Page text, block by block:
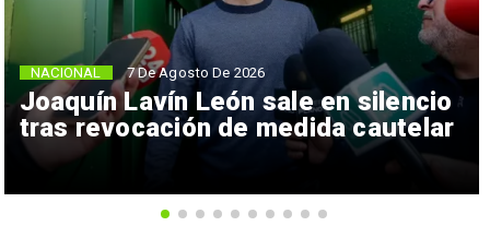
Joaquín Lavín León sale en silencio
tras revocación de medida cautelar
NACIONAL 7 De Agosto De 2026